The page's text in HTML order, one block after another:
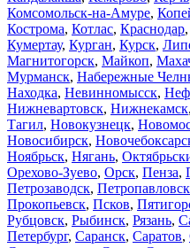
Комсомольск-на-Амуре,
Кострома, Котлас, Краснодар,
Кумертау, Курган, Курск,
Магнитогорск, Майкоп,
Мурманск, Набережные
Находка, Невинномысск,
Нижневартовск, Нижнекамск,
Тагил, Новокузнецк,
Новосибирск,
Ноябрьск, Нягань,
Орехово-Зуево, Орск, Пенза,
Петрозаводск,
Прокопьевск, Псков,
Рубцовск, Рыбинск, Рязань,
Петербург, Саранск, Саратов,